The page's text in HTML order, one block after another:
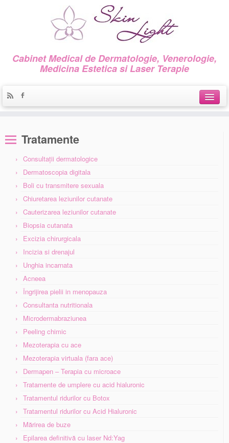
Cabinet Medical de Dermatologie, Venerologie,
Medicina Estetica si Laser Terapie
Tratamente
Consultaţii dermatologice
Dermatoscopia digitala
Boli cu transmitere sexuala
Chiuretarea leziunilor cutanate
Cauterizarea leziunilor cutanate
Biopsia cutanata
Excizia chirurgicala
Incizia si drenajul
Unghia incarnata
Acneea
Îngrijirea pielii in menopauza
Consultanta nutritionala
Microdermabraziunea
Peeling chimic
Mezoterapia cu ace
Mezoterapia virtuala (fara ace)
Dermapen – Terapia cu microace
Tratamente de umplere cu acid hialuronic
Tratamentul ridurilor cu Botox
Tratamentul ridurilor cu Acid Hialuronic
Mărirea de buze
Epilarea definitivă cu laser Nd:Yag